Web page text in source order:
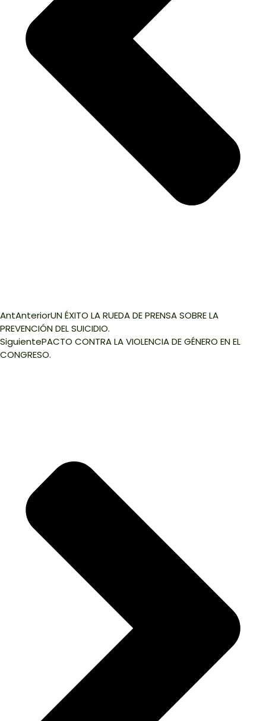
AntAnteriorUN ÉXITO LA RUEDA DE PRENSA SOBRE LA
PREVENCIÓN DEL SUICIDIO.
SiguientePACTO CONTRA LA VIOLENCIA DE GÉNERO EN EL
CONGRESO.